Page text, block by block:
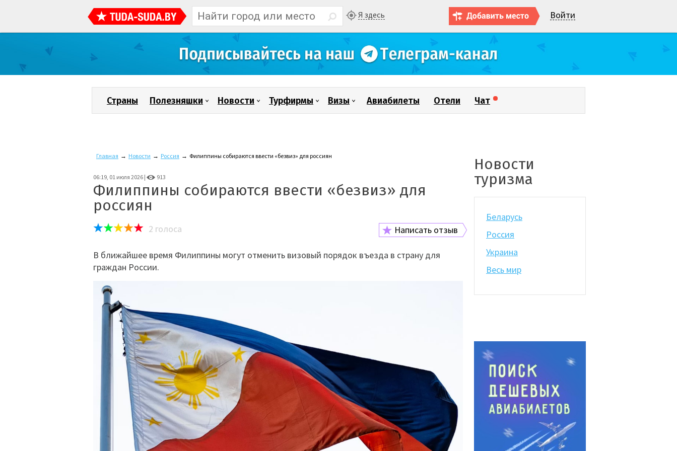
Я здесь Войти
Страны Полезняшки Новости Турфирмы Визы Авиабилеты Отели Чат
Главная → Новости → Россия → Филиппины собираются ввести «безвиз» для россиян
06:19, 01 июля 2026 | 913
Филиппины собираются ввести «безвиз» для
россиян
2 голоса Написать отзыв
В ближайшее время Филиппины могут отменить визовый порядок въезда в страну для
граждан России.
Новости
туризма
Беларусь
Россия
Украина
Весь мир